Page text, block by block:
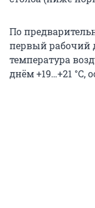
По
первый рабочий
температура
днём +19…+21 °С,